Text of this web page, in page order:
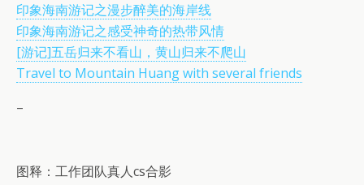
印象海南游记之漫步醉美的海岸线
印象海南游记之感受神奇的热带风情
[游记]五岳归来不看山，黄山归来不爬山
Travel to Mountain Huang with several friends
–
图释：工作团队真人cs合影